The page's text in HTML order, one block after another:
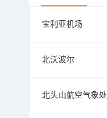
宝利亚机场
北沃波尔
北头山航空气象处